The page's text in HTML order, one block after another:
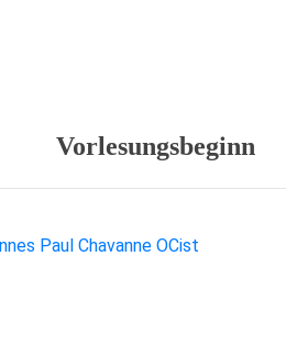
Vorlesungsbeginn
Paul Chavanne OCist